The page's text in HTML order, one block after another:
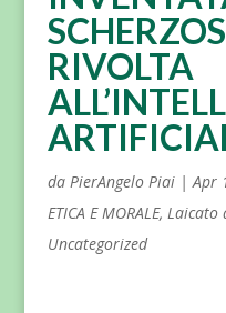
RIVOLTA
da PierAngelo Piai|Apr
ETICA E MORALE, Laicato
Uncategorized